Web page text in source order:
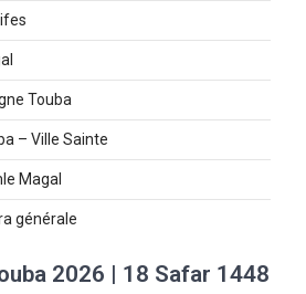
Touba
– Ville Sainte
Magal
générale
2026 | 18 Safar 1448